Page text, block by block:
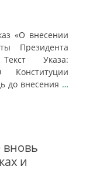
«О внесении
Президента
Указа:
Конституции
до внесения …
вновь
и